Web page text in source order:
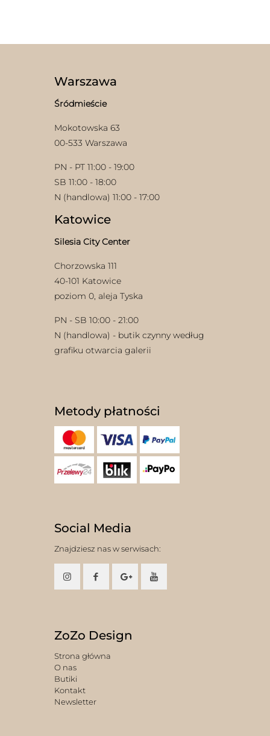
na
produktu
Warszawa
Śródmieście
Mokotowska 63
00-533 Warszawa
PN - PT 11:00 - 19:00
SB 11:00 - 18:00
N (handlowa) 11:00 - 17:00
Katowice
Silesia City Center
Chorzowska 111
40-101 Katowice
poziom 0, aleja Tyska
PN - SB 10:00 - 21:00
N (handlowa) - butik czynny według
grafiku otwarcia galerii
Metody płatności
Social Media
Znajdziesz nas w serwisach:
ZoZo Design
Strona główna
O nas
Butiki
Kontakt
Newsletter